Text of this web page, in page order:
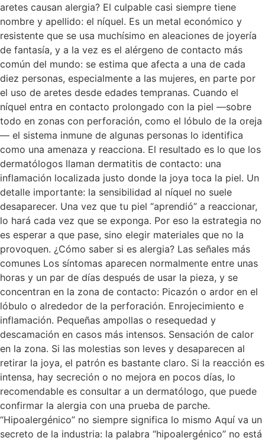
aretes causan alergia? El culpable casi siempre tiene
nombre y apellido: el níquel. Es un metal económico y
resistente que se usa muchísimo en aleaciones de joyería
de fantasía, y a la vez es el alérgeno de contacto más
común del mundo: se estima que afecta a una de cada
diez personas, especialmente a las mujeres, en parte por
el uso de aretes desde edades tempranas. Cuando el
níquel entra en contacto prolongado con la piel —sobre
todo en zonas con perforación, como el lóbulo de la oreja
— el sistema inmune de algunas personas lo identifica
como una amenaza y reacciona. El resultado es lo que los
dermatólogos llaman dermatitis de contacto: una
inflamación localizada justo donde la joya toca la piel. Un
detalle importante: la sensibilidad al níquel no suele
desaparecer. Una vez que tu piel “aprendió” a reaccionar,
lo hará cada vez que se exponga. Por eso la estrategia no
es esperar a que pase, sino elegir materiales que no la
provoquen. ¿Cómo saber si es alergia? Las señales más
comunes Los síntomas aparecen normalmente entre unas
horas y un par de días después de usar la pieza, y se
concentran en la zona de contacto: Picazón o ardor en el
lóbulo o alrededor de la perforación. Enrojecimiento e
inflamación. Pequeñas ampollas o resequedad y
descamación en casos más intensos. Sensación de calor
en la zona. Si las molestias son leves y desaparecen al
retirar la joya, el patrón es bastante claro. Si la reacción es
intensa, hay secreción o no mejora en pocos días, lo
recomendable es consultar a un dermatólogo, que puede
confirmar la alergia con una prueba de parche.
“Hipoalergénico” no siempre significa lo mismo Aquí va un
secreto de la industria: la palabra “hipoalergénico” no está